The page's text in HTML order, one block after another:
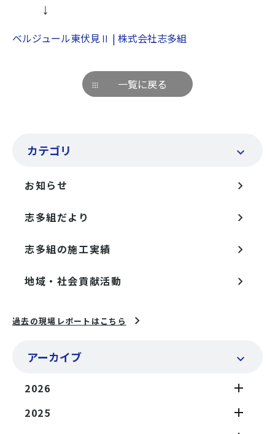
カテゴリ
お知らせ
志多組だより
志多組の施工実績
地域・社会貢献活動
過去の現場レポートはこちら
アーカイブ
2026
2025
↓
ベルジュール東伏見Ⅱ | 株式会社志多組
一覧に戻る